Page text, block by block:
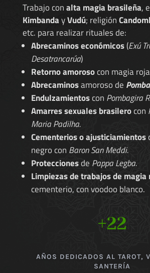
Trabajo conalta magia brasileña,
KimbandayVudú; religión
etc. para realizar rituales de:
Abrecaminos económicos(Exú
Desatrancarúa)
Retorno amorosocon magia
Abrecaminosamoroso de
Endulzamientoscon Pombagira
Amarres sexuales brasilerocon
Maria Padilha.
Cementerios o ajusticiamientos
negro con Baron San Meddi.
Proteccionesde Pappa Legba.
Limpiezas de trabajos de magia
cementerio, con voodoo blanco.
+22
AÑOS DEDICADOS AL TAROT,
SANTERÍA